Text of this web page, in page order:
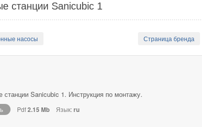
станции Sanicubic 1
насосы Страница бренда
станции Sanicubic 1. Инструкция по монтажу.
Pdf2.15 Mb Язык:ru